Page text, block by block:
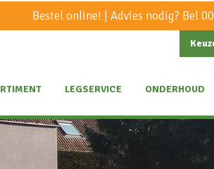
Bestel online! | Advies nodig? Bel
LEGSERVICE ONDERHOUD